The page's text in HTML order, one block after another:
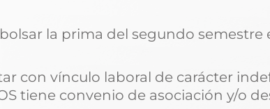
la prima del segundo semestre
con vínculo laboral de carácter
tiene convenio de asociación y/o